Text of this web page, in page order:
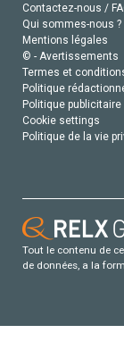
Contactez-nous /
Qui sommes-nous ?
Mentions légales
© - Avertissements
Termes et
Politique
Politique publicitaire
Cookie settings
Politique de la vie
Tout le contenu de
de données, a la